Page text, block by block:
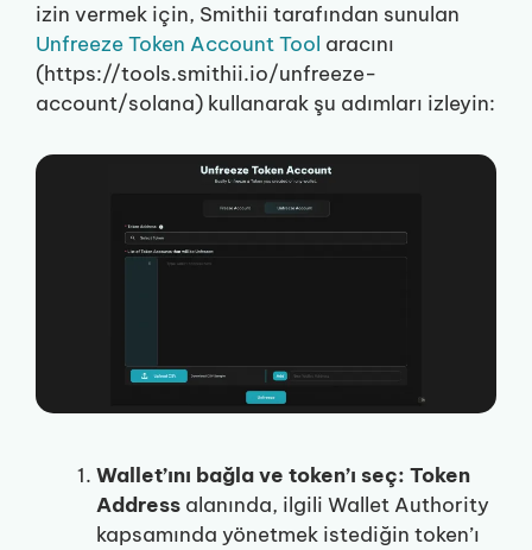
izin vermek için, Smithii tarafından sunulan
Unfreeze Token Account Tool aracını
(https://tools.smithii.io/unfreeze-
account/solana) kullanarak şu adımları izleyin:
Wallet’ını bağla ve token’ı seç: Token
Address alanında, ilgili Wallet Authority
kapsamında yönetmek istediğin token’ı